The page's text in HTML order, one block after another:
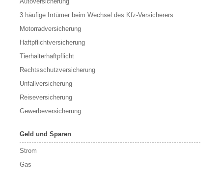
3 häufige Irrtümer beim Wechsel des Kfz-Versicherers
Motorradversicherung
Haftpflichtversicherung
Tierhalterhaftpflicht
Rechtsschutzversicherung
Unfallversicherung
Reiseversicherung
Gewerbeversicherung
Geld und Sparen
Strom
Gas